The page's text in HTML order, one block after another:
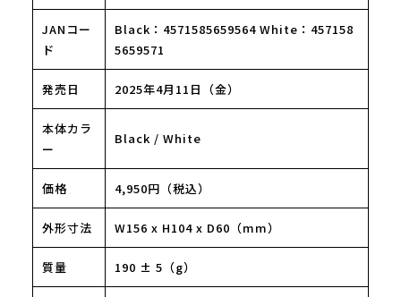
JANコー
ド
Black：4571585659564 White：457158
5659571
発売日 2025年4月11日（金）
本体カラ
ー
Black / White
価格 4,950円（税込）
外形寸法 W156 x H104 x D60（mm）
質量 190 ± 5（g）